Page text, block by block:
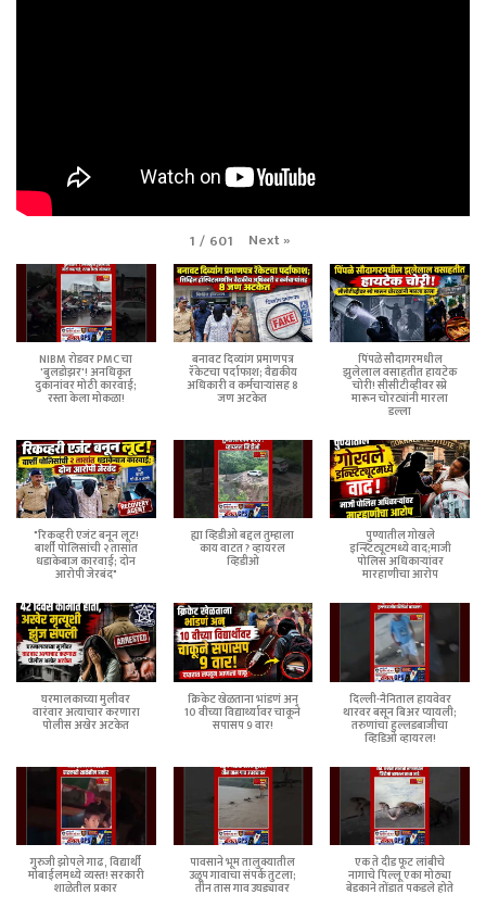
1 / 601 Next»
NIBM रोडवर PMC चा
'बुलडोझर'! अनधिकृत
दुकानांवर मोठी कारवाई;
रस्ता केला मोकळा!
बनावट दिव्यांग प्रमाणपत्र
रॅकेटचा पर्दाफाश; वैद्यकीय
अधिकारी व कर्मचाऱ्यांसह 8
जण अटकेत
पिंपळे सौदागरमधील
झुलेलाल वसाहतीत हायटेक
चोरी! सीसीटीव्हीवर स्प्रे
मारून चोरट्यांनी मारला
डल्ला
"रिकव्हरी एजंट बनून लूट!
बार्शी पोलिसांची २ तासांत
धडाकेबाज कारवाई; दोन
आरोपी जेरबंद"
ह्या व्हिडीओ बद्दल तुम्हाला
काय वाटत ? व्हायरल
व्हिडीओ
पुण्यातील गोखले
इन्स्टिट्यूटमध्ये वाद;माजी
पोलिस अधिकाऱ्यांवर
मारहाणीचा आरोप
घरमालकाच्या मुलीवर
वारंवार अत्याचार करणारा
पोलीस अखेर अटकेत
क्रिकेट खेळताना भांडणं अन्
10 वीच्या विद्यार्थ्यावर चाकूने
सपासप 9 वार!
दिल्ली-नैनिताल हायवेवर
थारवर बसून बिअर प्यायली;
तरुणांचा हुल्लडबाजीचा
व्हिडिओ व्हायरल!
गुरुजी झोपले गाढ, विद्यार्थी
मोबाईलमध्ये व्यस्त! सरकारी
शाळेतील प्रकार
पावसाने भूम तालुक्यातील
उळूप गावाचा संपर्क तुटला;
तीन तास गाव उघड्यावर
एक ते दीड फूट लांबीचे
नागाचे पिल्लू एका मोठ्या
बेडकाने तोंडात पकडले होते